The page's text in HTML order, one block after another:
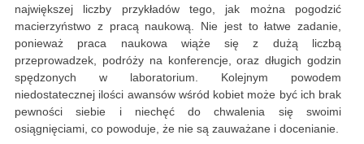
największej liczby przykładów tego, jak można pogodzić
macierzyństwo z pracą naukową. Nie jest to łatwe zadanie,
ponieważ praca naukowa wiąże się z dużą liczbą
przeprowadzek, podróży na konferencje, oraz długich godzin
spędzonych w laboratorium. Kolejnym powodem
niedostatecznej ilości awansów wśród kobiet może być ich brak
pewności siebie i niechęć do chwalenia się swoimi
osiągnięciami, co powoduje, że nie są zauważane i docenianie.